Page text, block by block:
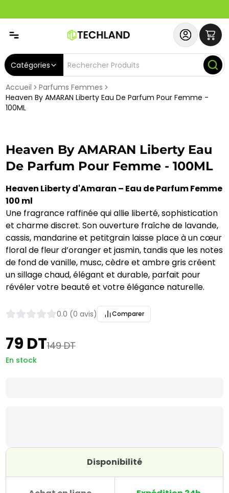
Catégories
Accueil
Parfums Femmes
Heaven By AMARAN Liberty Eau De Parfum Pour Femme -
100ML
Heaven By AMARAN Liberty Eau
De Parfum Pour Femme - 100ML
Heaven Liberty d'Amaran – Eau de Parfum Femme
100 ml
Une fragrance raffinée qui allie liberté, sophistication
et charme discret. Son ouverture fraîche de lavande,
cassis, mandarine et petitgrain laisse place à un cœur
floral de fleur d’oranger et jasmin, tandis que les notes
de fond de vanille, musc, cèdre et ambre gris créent
un sillage chaud, élégant et durable, parfait pour
révéler votre beauté et votre élégance naturelle.
0.0 (0 avis) Comparer
79 DT149 DT
En stock
Disponibilité